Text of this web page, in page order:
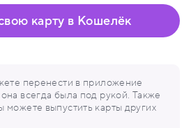
перенести в приложение
всегда была под рукой. Также
можете выпустить карты других
карту в Кошелёк